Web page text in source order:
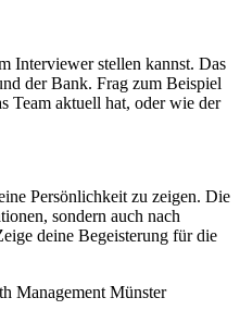
Interviewer stellen kannst. Das
der Bank. Frag zum Beispiel
Team aktuell hat, oder wie der
Persönlichkeit zu zeigen. Die
sondern auch nach
deine Begeisterung für die
Management Münster